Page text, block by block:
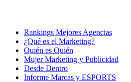
Rankings Mejores Agencias
¿Qué es el Marketing?
Quién es Quién
Mujer Marketing y Publicidad
Desde Dentro
Informe Marcas y ESPORTS